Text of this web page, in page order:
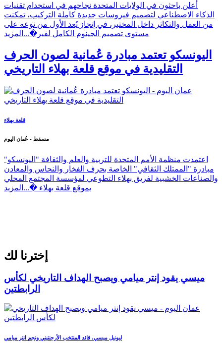
أعلن باحثون في الولايات المتحدة نجاحهم في استخدام تقنيات
الذكاء الاصطناعي لتصميم فيروسات جديدة كاملة التركيب، تمكنت
من العمل والتكاثر داخل المختبر، في إنجاز يُعد الأول من نوعه على
مستوى تصميم الجينوم الكامل لفير�... المزيد
اليونسكو تعتمد مبادرة عُمانية لصون الحرف
التقليدية في موقع قلعة بهلاء التاريخي
قلعة بهلاء
مسقط - عُمان اليوم
اعتمدت منظمة الأمم المتحدة للتربية والعلم والثقافة "اليونسكو"
مبادرة "الممتلك الثقافي" الخاصة بحرف الفخار والنحاس والمعادن
والصناعات الخشبية لفريق بهلاء التطوعي لمؤسسة المجتمع المحلي
بموقع قلعة بهلاء �... المزيد
إخترنا لك
ميسي يقود إنتر ميامي ويصبح الهداف التاريخي لكأس
الرابطتين
ليونيل ميسي، قائد المنتخب الأرجنتيني ونجم انتر ميامي